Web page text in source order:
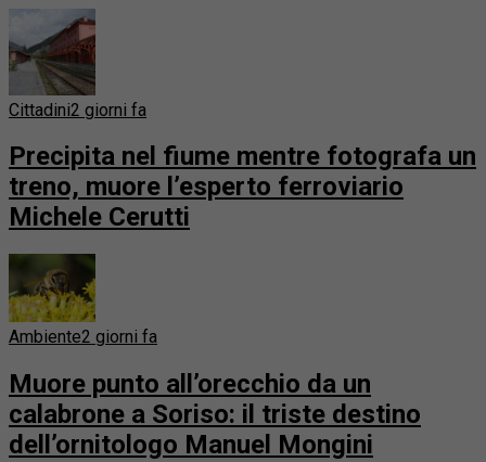
Cittadini2 giorni fa
Precipita nel fiume mentre fotografa un
treno, muore l’esperto ferroviario
Michele Cerutti
Ambiente2 giorni fa
Muore punto all’orecchio da un
calabrone a Soriso: il triste destino
dell’ornitologo Manuel Mongini